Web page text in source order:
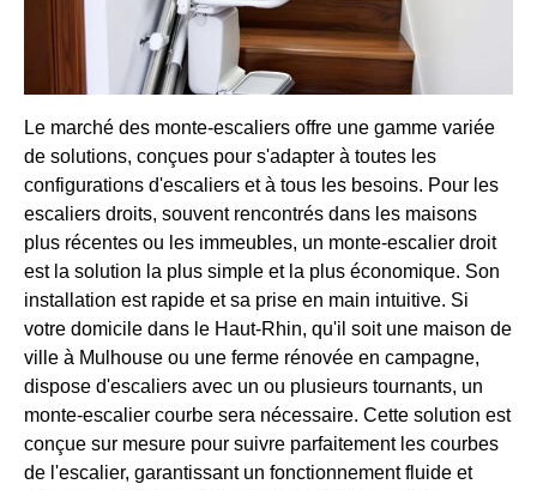
Le marché des monte-escaliers offre une gamme variée
de solutions, conçues pour s'adapter à toutes les
configurations d'escaliers et à tous les besoins. Pour les
escaliers droits, souvent rencontrés dans les maisons
plus récentes ou les immeubles, un monte-escalier droit
est la solution la plus simple et la plus économique. Son
installation est rapide et sa prise en main intuitive. Si
votre domicile dans le Haut-Rhin, qu'il soit une maison de
ville à Mulhouse ou une ferme rénovée en campagne,
dispose d'escaliers avec un ou plusieurs tournants, un
monte-escalier courbe sera nécessaire. Cette solution est
conçue sur mesure pour suivre parfaitement les courbes
de l'escalier, garantissant un fonctionnement fluide et